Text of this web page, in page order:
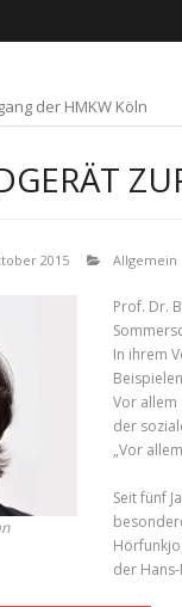
der HMKW Köln
2015 Allgemein
Prof. Dr.
In ihrem
Vor allem
der
„Vor
Seit fünf
der